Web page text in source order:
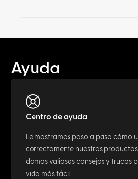
Ayuda
Centro de ayuda
Le mostramos paso a paso cómo
correctamente nuestros
damos valiosos consejos y trucos
vida más fácil.